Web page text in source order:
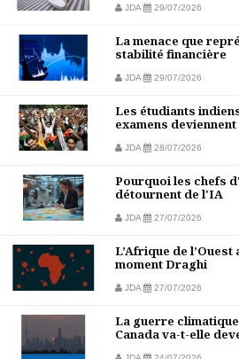
JDA 29/07/2026
La menace que
stabilité financière
JDA 29/07/2026
Les étudiants
examens
JDA 28/07/2026
Pourquoi les chefs
détournent de l'IA
JDA 27/07/2026
L’Afrique de
moment Draghi
JDA 27/07/2026
La guerre
Canada va-t-elle